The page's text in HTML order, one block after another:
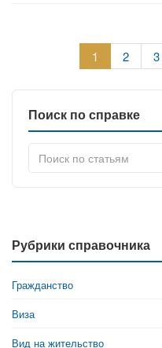
1 2 3
Поиск по справке
Рубрики справочника
Гражданство
Виза
Вид на жительство